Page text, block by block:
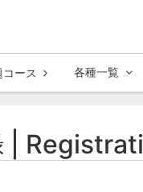
コース
各種一覧
|